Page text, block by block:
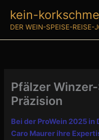
Inhalt
springen
kein-
DER WEIN-SPEISE-REISE-
Pfälzer
Präzision
Bei der ProWein 2025 in
Caro Maurer ihre